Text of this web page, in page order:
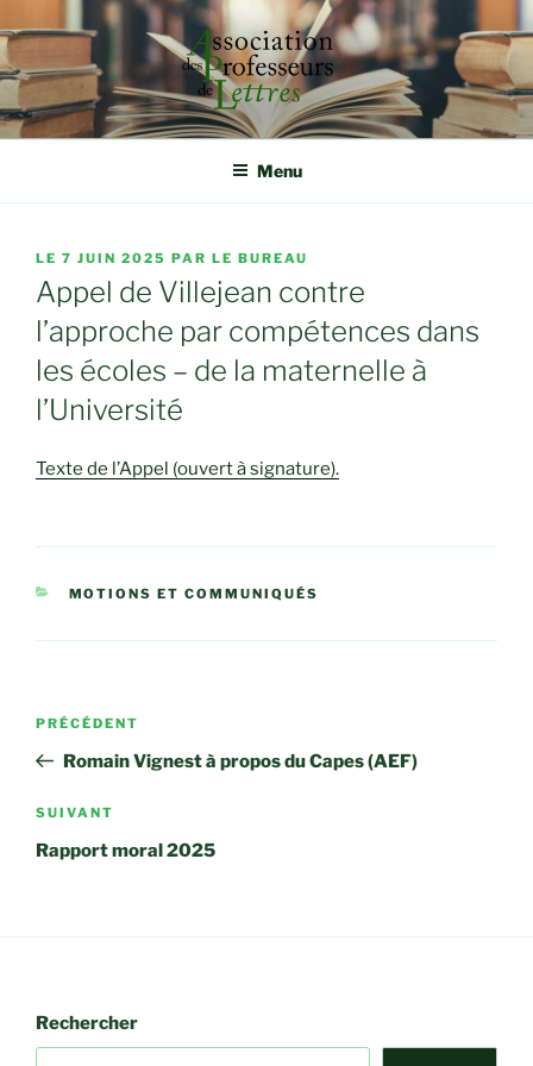
au
contenu
principal
ASSOCIATION DES
PROFESSEURS DE LETTRES
Rassembler, étudier et défendre autour de la qualité
Menu
LE PUBLIÉ
7 JUIN 2025 PAR LE BUREAU
Appel de Villejean contre
l’approche par compétences dans
les écoles – de la maternelle à
l’Université
Texte de l’Appel (ouvert à signature).
CATÉGORIES
MOTIONS ET COMMUNIQUÉS
Navigation
l’article
Article
précédent
PRÉCÉDENT
Romain Vignest à propos du Capes (AEF)
Article
suivant
SUIVANT
Rapport moral 2025
Rechercher